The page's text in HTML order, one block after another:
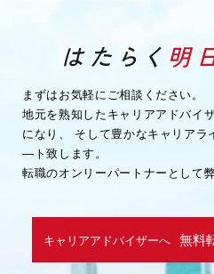
まずはお気軽にご相談ください。
地元を熟知したキャリアアドバイ
になり、
そして豊かなキャリアラ
―ト致します。
転職のオンリーパートナーとして
キャリアアドバイザーへ 無料